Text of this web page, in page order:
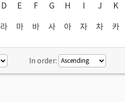
D E F G H I J K
라 마 바 사 아 자 차 카
In order: